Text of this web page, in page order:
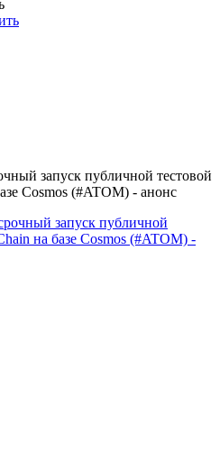
запуск публичной тестовой
Cosmos (#ATOM) - анонс